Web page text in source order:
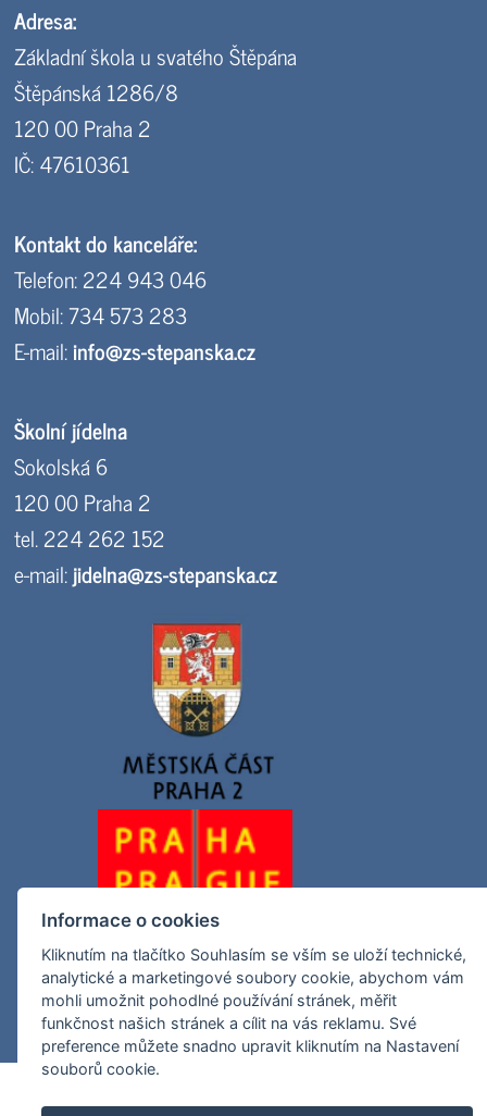
Adresa:
Základní škola u svatého Štěpána
Štěpánská 1286/8
120 00 Praha 2
IČ: 47610361
Kontakt do kanceláře:
Telefon: 224 943 046
Mobil: 734 573 283
E-mail:info@zs-stepanska.cz
Školní jídelna
Sokolská 6
120 00 Praha 2
tel. 224 262 152
e-mail:jidelna@zs-stepanska.cz
Informace o cookies
Kliknutím na tlačítko Souhlasím se vším se uloží technické,
analytické a marketingové soubory cookie, abychom vám
mohli umožnit pohodlné používání stránek, měřit
funkčnost našich stránek a cílit na vás reklamu. Své
preference můžete snadno upravit kliknutím na Nastavení
souborů cookie.